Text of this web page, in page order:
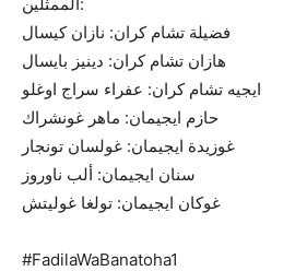
فضيلة تشام كران: نازان كيسال
هازان تشام كران: دينيز بايسال
ايجيه تشام كران: عفراء سراج اوغلو
حازم ايجيمان: ماهر غونشراك
غوزيدة ايجيمان: غولسان تونجار
سنان ايجيمان: ألب ناوروز
غوكان ايجيمان: تولغا غوليتش
#FadilaWaBanatoha1